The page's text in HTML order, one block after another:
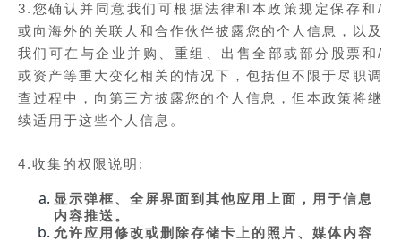
3.您确认并同意我们可根据法律和本政策规定保存和/
或向海外的关联人和合作伙伴披露您的个人信息，以及
我们可在与企业并购、重组、出售全部或部分股票和/
或资产等重大变化相关的情况下，包括但不限于尽职调
查过程中，向第三方披露您的个人信息，但本政策将继
续适用于这些个人信息。
4.收集的权限说明:
显示弹框、全屏界面到其他应用上面，用于信息
内容推送。
允许应用修改或删除存储卡上的照片、媒体内容